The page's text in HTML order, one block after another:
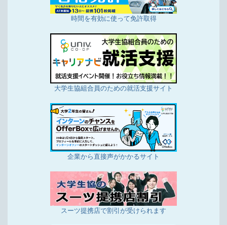
時間を有効に使って免許取得
大学生協組合員のための就活支援サイト
企業から直接声がかかるサイト
スーツ提携店で割引が受けられます